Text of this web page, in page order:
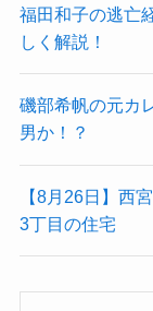
福田和子の逃亡
しく解説！
磯部希帆の元カ
男か！？
【8月26日】西
3丁目の住宅